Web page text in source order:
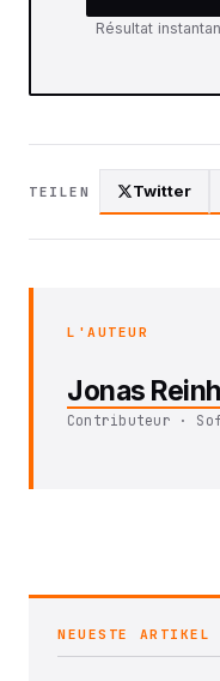
Résultat
TEILEN Twitter
L'AUTEUR
Jonas
Contributeur ·
NEUESTE ARTIKEL